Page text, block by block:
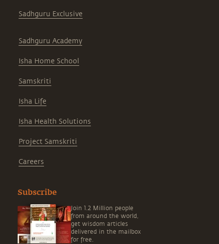
Sadhguru Exclusive
Sadhguru Academy
Isha Home School
Samskriti
Isha Life
Isha Health Solutions
Project Samskriti
Careers
Subscribe
Join 1.2 Million people
from around the world,
get wisdom articles
delivered in the mailbox
for free.